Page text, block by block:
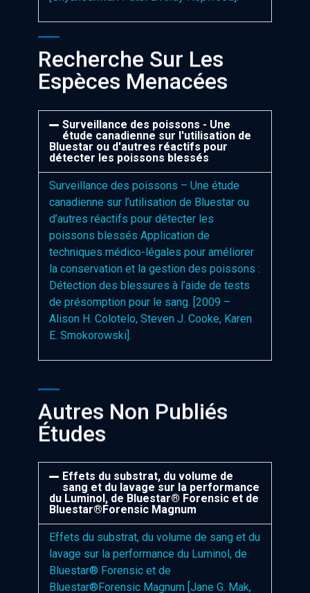
Recherche Sur Les
Espèces Menacées
Surveillance des poissons - Une
étude canadienne sur l'utilisation de
Bluestar ou d'autres réactifs pour
détecter les poissons blessés
Surveillance des poissons – Une étude
canadienne sur l’utilisation de Bluestar ou
d’autres réactifs pour détecter les
poissons blessés Application de
techniques médico-légales pour améliorer
la conservation et la gestion des poissons :
Détection des blessures à l’aide de tests
de présomption pour le sang. [2009 –
Alison H. Colotelo, Steven J. Cooke, Karen
E. Smokorowski].
Autres Non Publiés
Études
Effets du substrat, du volume de
sang et du lavage sur la performance
du Luminol, de Bluestar® Forensic et de
Bluestar®Forensic Magnum
Effets du substrat, du volume de sang et du
lavage sur la performance du Luminol, de
Bluestar® Forensic et de
Bluestar®Forensic Magnum [Jane G. Mak,